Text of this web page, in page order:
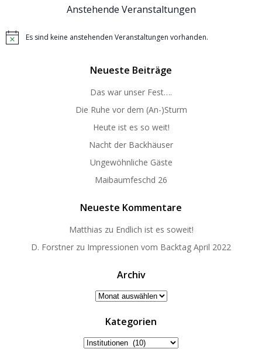
Anstehende Veranstaltungen
HinweisEs sind keine anstehenden Veranstaltungen vorhanden.
Neueste Beiträge
Das war unser Fest….
Die Ruhe vor dem (An-)Sturm
Heute ist es so weit!
Nacht der Backhäuser
Ungewöhnliche Gäste
Maibaumfeschd 26
Neueste Kommentare
Matthias zu Endlich ist es soweit!
D. Forstner zu Impressionen vom Backtag April 2022
Archiv
Archiv
Kategorien
Kategorien